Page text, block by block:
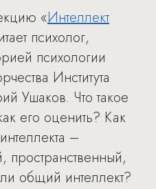
«Интеллект
психолог,
психологии
Института
Ушаков. Что такое
его оценить? Как
–
пространственный,
общий интеллект?